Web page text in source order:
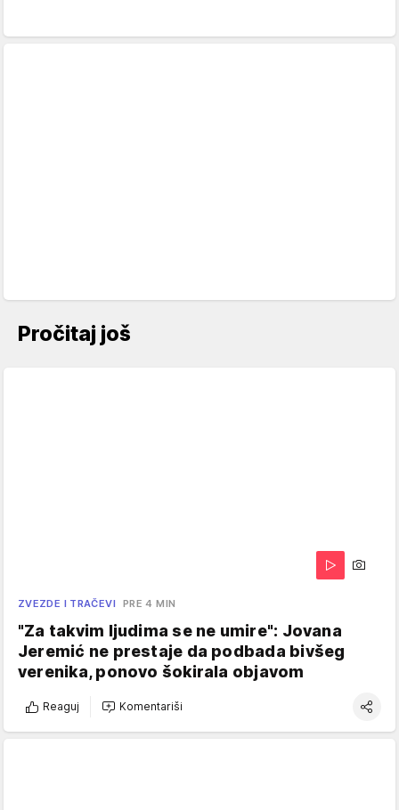
Pročitaj još
ZVEZDE I TRAČEVI PRE 4 MIN
"Za takvim ljudima se ne umire": Jovana
Jeremić ne prestaje da podbada bivšeg
verenika, ponovo šokirala objavom
Reaguj Komentariši